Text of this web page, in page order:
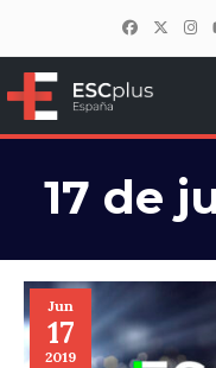
ESCplus
17 de
Jun
17
2019